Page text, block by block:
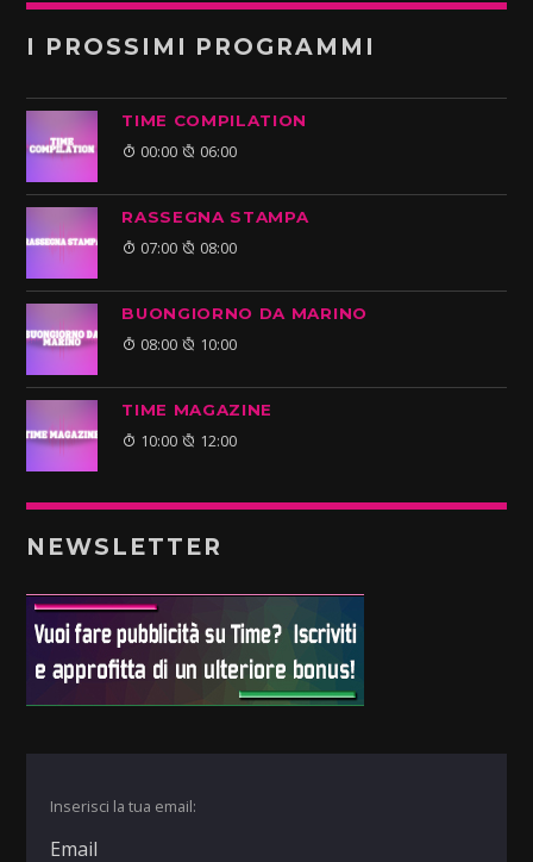
I PROSSIMI PROGRAMMI
TIME COMPILATION
00:00 06:00
RASSEGNA STAMPA
07:00 08:00
BUONGIORNO DA MARINO
08:00 10:00
TIME MAGAZINE
10:00 12:00
NEWSLETTER
Inserisci la tua email: